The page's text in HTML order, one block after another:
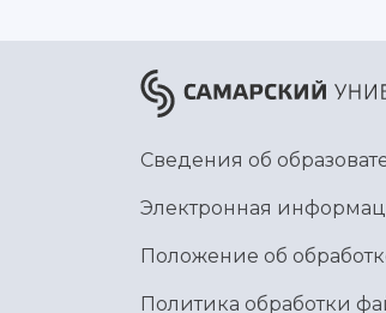
Сведения об
Электронная
Положение об
Политика обработки